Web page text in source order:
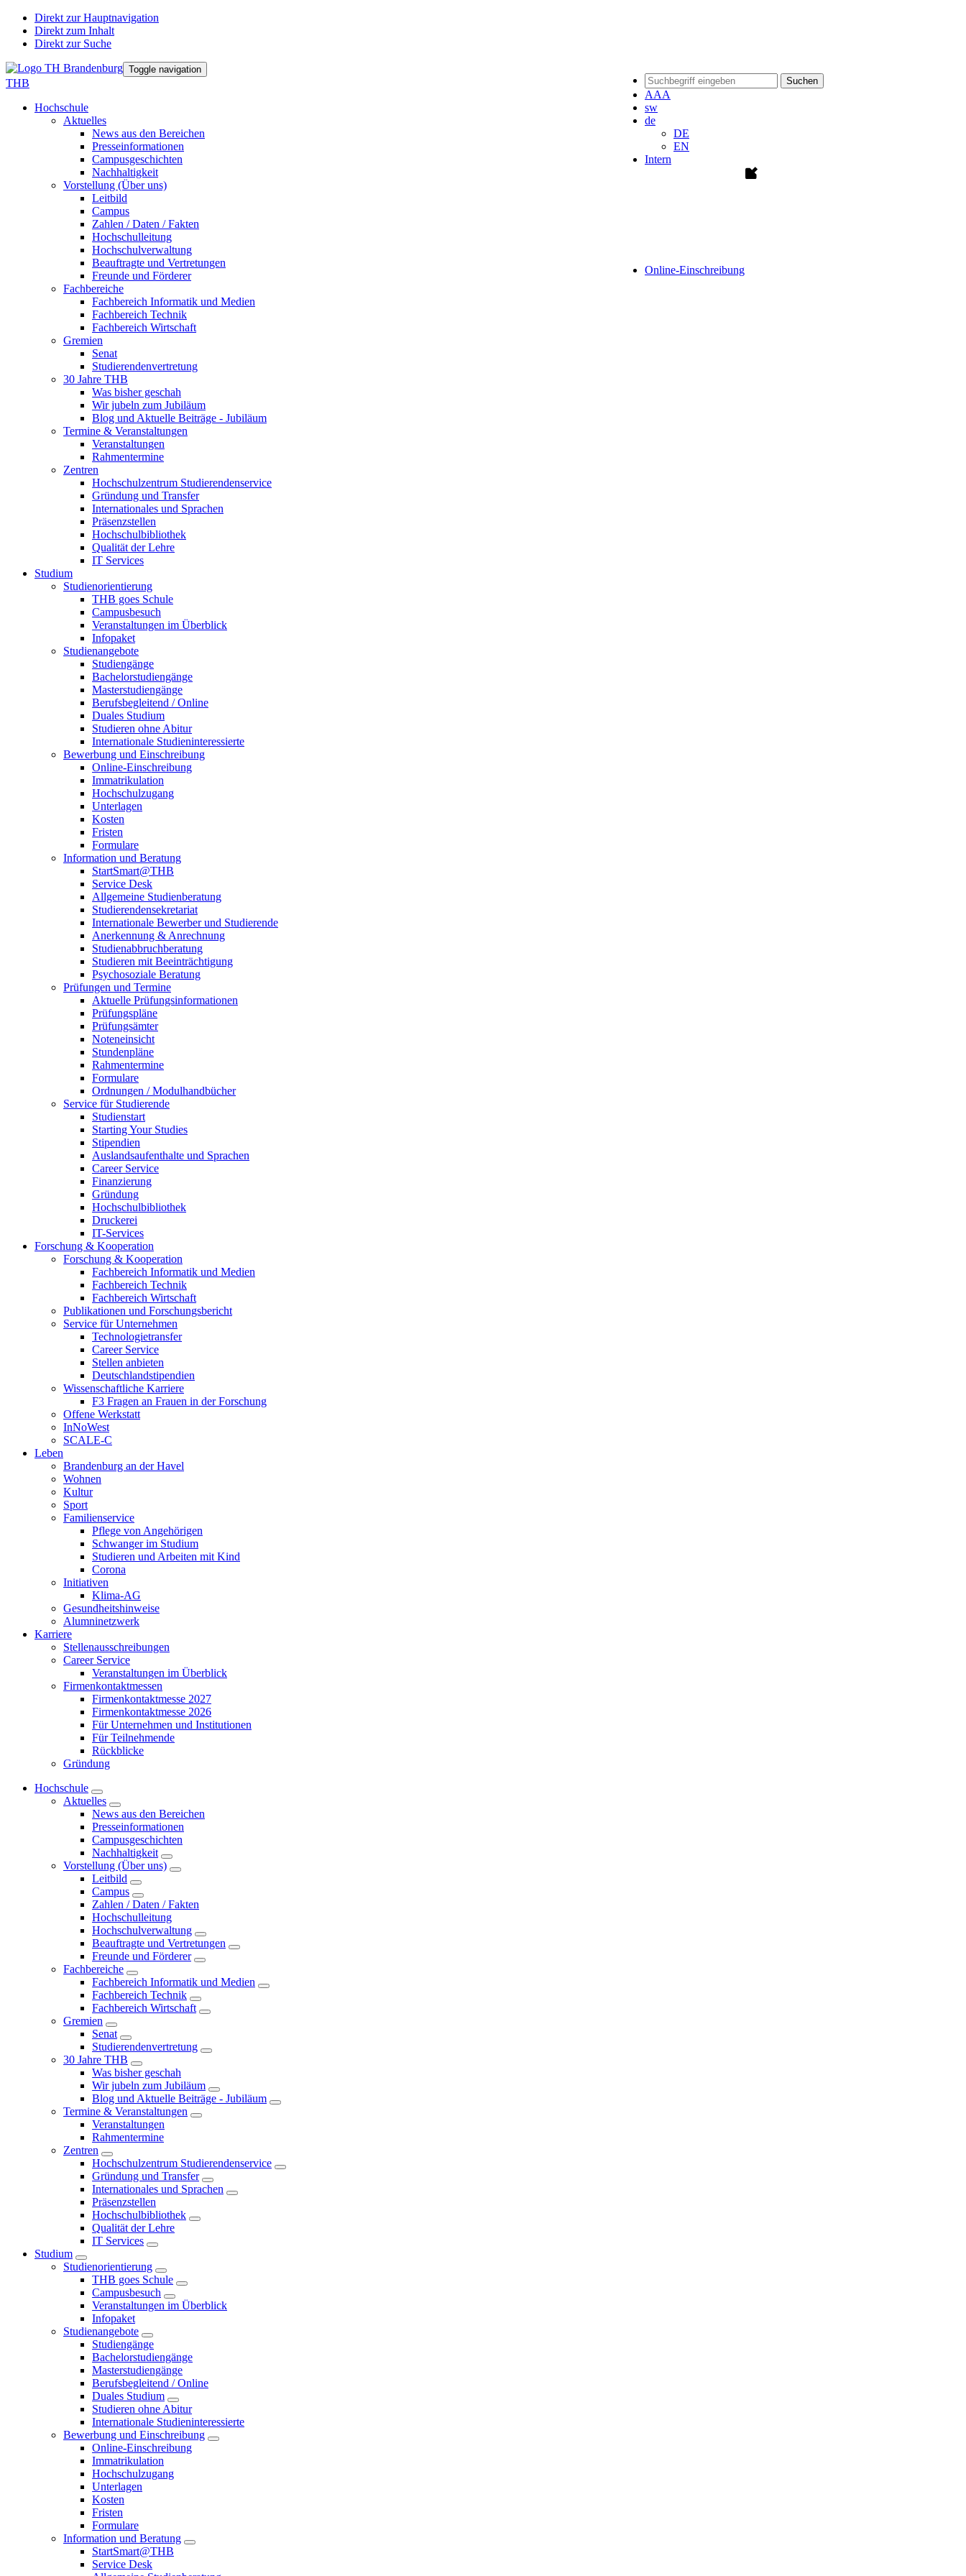
Direkt zur Hauptnavigation
Direkt zum Inhalt
Direkt zur Suche
Suchen
AAA
sw
de
DE
EN
Intern
Online-Einschreibung
Toggle navigation
THB
Hochschule
Aktuelles
News aus den Bereichen
Presseinformationen
Campusgeschichten
Nachhaltigkeit
Vorstellung (Über uns)
Leitbild
Campus
Zahlen / Daten / Fakten
Hochschulleitung
Hochschulverwaltung
Beauftragte und Vertretungen
Freunde und Förderer
Fachbereiche
Fachbereich Informatik und Medien
Fachbereich Technik
Fachbereich Wirtschaft
Gremien
Senat
Studierendenvertretung
30 Jahre THB
Was bisher geschah
Wir jubeln zum Jubiläum
Blog und Aktuelle Beiträge - Jubiläum
Termine & Veranstaltungen
Veranstaltungen
Rahmentermine
Zentren
Hochschulzentrum Studierendenservice
Gründung und Transfer
Internationales und Sprachen
Präsenzstellen
Hochschulbibliothek
Qualität der Lehre
IT Services
Studium
Studienorientierung
THB goes Schule
Campusbesuch
Veranstaltungen im Überblick
Infopaket
Studienangebote
Studiengänge
Bachelorstudiengänge
Masterstudiengänge
Berufsbegleitend / Online
Duales Studium
Studieren ohne Abitur
Internationale Studieninteressierte
Bewerbung und Einschreibung
Online-Einschreibung
Immatrikulation
Hochschulzugang
Unterlagen
Kosten
Fristen
Formulare
Information und Beratung
StartSmart@THB
Service Desk
Allgemeine Studienberatung
Studierendensekretariat
Internationale Bewerber und Studierende
Anerkennung & Anrechnung
Studienabbruchberatung
Studieren mit Beeinträchtigung
Psychosoziale Beratung
Prüfungen und Termine
Aktuelle Prüfungsinformationen
Prüfungspläne
Prüfungsämter
Noteneinsicht
Stundenpläne
Rahmentermine
Formulare
Ordnungen / Modulhandbücher
Service für Studierende
Studienstart
Starting Your Studies
Stipendien
Auslandsaufenthalte und Sprachen
Career Service
Finanzierung
Gründung
Hochschulbibliothek
Druckerei
IT-Services
Forschung & Kooperation
Forschung & Kooperation
Fachbereich Informatik und Medien
Fachbereich Technik
Fachbereich Wirtschaft
Publikationen und Forschungsbericht
Service für Unternehmen
Technologietransfer
Career Service
Stellen anbieten
Deutschlandstipendien
Wissenschaftliche Karriere
F3 Fragen an Frauen in der Forschung
Offene Werkstatt
InNoWest
SCALE-C
Leben
Brandenburg an der Havel
Wohnen
Kultur
Sport
Familienservice
Pflege von Angehörigen
Schwanger im Studium
Studieren und Arbeiten mit Kind
Corona
Initiativen
Klima-AG
Gesundheitshinweise
Alumninetzwerk
Karriere
Stellenausschreibungen
Career Service
Veranstaltungen im Überblick
Firmenkontaktmessen
Firmenkontaktmesse 2027
Firmenkontaktmesse 2026
Für Unternehmen und Institutionen
Für Teilnehmende
Rückblicke
Gründung
Hochschule
Aktuelles
News aus den Bereichen
Presseinformationen
Campusgeschichten
Nachhaltigkeit
Vorstellung (Über uns)
Leitbild
Campus
Zahlen / Daten / Fakten
Hochschulleitung
Hochschulverwaltung
Beauftragte und Vertretungen
Freunde und Förderer
Fachbereiche
Fachbereich Informatik und Medien
Fachbereich Technik
Fachbereich Wirtschaft
Gremien
Senat
Studierendenvertretung
30 Jahre THB
Was bisher geschah
Wir jubeln zum Jubiläum
Blog und Aktuelle Beiträge - Jubiläum
Termine & Veranstaltungen
Veranstaltungen
Rahmentermine
Zentren
Hochschulzentrum Studierendenservice
Gründung und Transfer
Internationales und Sprachen
Präsenzstellen
Hochschulbibliothek
Qualität der Lehre
IT Services
Studium
Studienorientierung
THB goes Schule
Campusbesuch
Veranstaltungen im Überblick
Infopaket
Studienangebote
Studiengänge
Bachelorstudiengänge
Masterstudiengänge
Berufsbegleitend / Online
Duales Studium
Studieren ohne Abitur
Internationale Studieninteressierte
Bewerbung und Einschreibung
Online-Einschreibung
Immatrikulation
Hochschulzugang
Unterlagen
Kosten
Fristen
Formulare
Information und Beratung
StartSmart@THB
Service Desk